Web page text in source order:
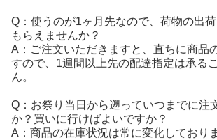
Q：使うのが1ヶ月先なので、荷物の出
もらえませんか？
A：ご注文いただきますと、直ちに商品
すので、1週間以上先の配達指定は承る
ん。
Q：お祭り当日から遡っていつまでに注
か？買いに行けばよいですか？
A：商品の在庫状況は常に変化しており